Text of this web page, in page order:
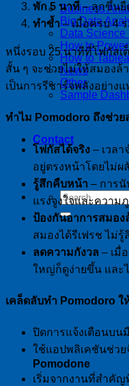
Business
Big Data
Data Science
How to
How to
News
Other
Sample
Contact
พัก 5 นาที– ลุกขึ้นยื
ทำซ้ำ– เมื่อครบ 4
หนึ่งรอบ 25 นาทีที่โฟกัสเ
สั้น ๆ จะช่วยไม่ให้สมองล้
เป็นการรีชาร์จพลังอย่างแ
ทำไม Pomodoro ถึงช่วย
โฟกัสได้จริง – เวล
อยู่ตรงหน้าโดยไม่ผ
รู้สึกคืบหน้า – การนั
แรงจูงใจและความ
ป้องกันอาการสมอง
สมองได้รีเฟรช ไม่รู้
ลดความกังวล – เมื่
ใหญ่ก็ดูง่ายขึ้น และ
เคล็ดลับทำ Pomodoro ใ
ปิดการแจ้งเตือนบน
ใช้แอปพลิเคชันช่วย
Pomodone
เริ่มจากงานที่สำคั